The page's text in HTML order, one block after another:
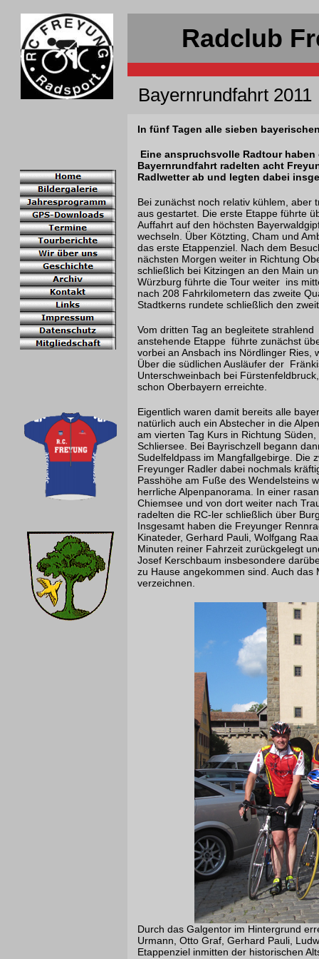
Radclub
Bayernrundfahrt 2011
In fünf Tagen alle sieben
Eine anspruchsvolle Radtour
Bayernrundfahrt radelten acht
Radlwetter ab und legten dabei
Bei zunächst noch relativ kühlem, aber
aus gestartet. Die erste Etappe führte
Auffahrt auf den höchsten
wechseln. Über Kötzting, Cham und
das erste Etappenziel. Nach dem
nächsten Morgen weiter in Richtung
schließlich bei Kitzingen an den Main
Würzburg führte die Tour weiter ins
nach 208 Fahrkilometern das zweite
Stadtkerns rundete schließlich den
Vom dritten Tag an begleitete
anstehende Etappe führte zunächst
vorbei an Ansbach ins Nördlinger Ries,
Über die südlichen Ausläufer der
Unterschweinbach bei
schon Oberbayern erreichte.
Eigentlich waren damit bereits alle
natürlich auch ein Abstecher in die
am vierten Tag Kurs in Richtung
Schliersee. Bei Bayrischzell begann
Sudelfeldpass im Mangfallgebirge. Die
Freyunger Radler dabei nochmals
Passhöhe am Fuße des Wendelsteins
herrliche Alpenpanorama. In einer
Chiemsee und von dort weiter nach
radelten die RC-ler schließlich über
Insgesamt haben die Freyunger
Kinateder, Gerhard Pauli, Wolfgang
Minuten reiner Fahrzeit zurückgelegt
Josef Kerschbaum insbesondere
zu Hause angekommen sind. Auch
verzeichnen.
Durch das Galgentor im Hintergrund
Urmann, Otto Graf, Gerhard Pauli,
Etappenziel inmitten der historischen